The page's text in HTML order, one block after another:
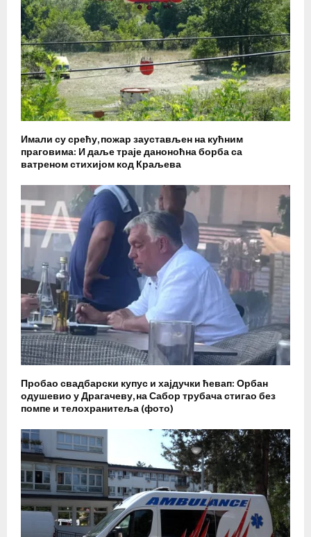
Имали су срећу, пожар заустављен на кућним
праговима: И даље траје даноноћна борба са
ватреном стихијом код Краљева
Пробао свадбарски купус и хајдучки ћевап: Орбан
одушевио у Драгачеву, на Сабор трубача стигао без
помпе и телохранитеља (фото)